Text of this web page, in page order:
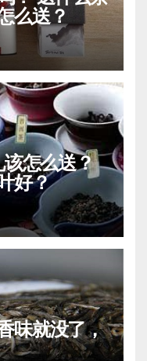
么送？
怎么送？
好？
味就没了，